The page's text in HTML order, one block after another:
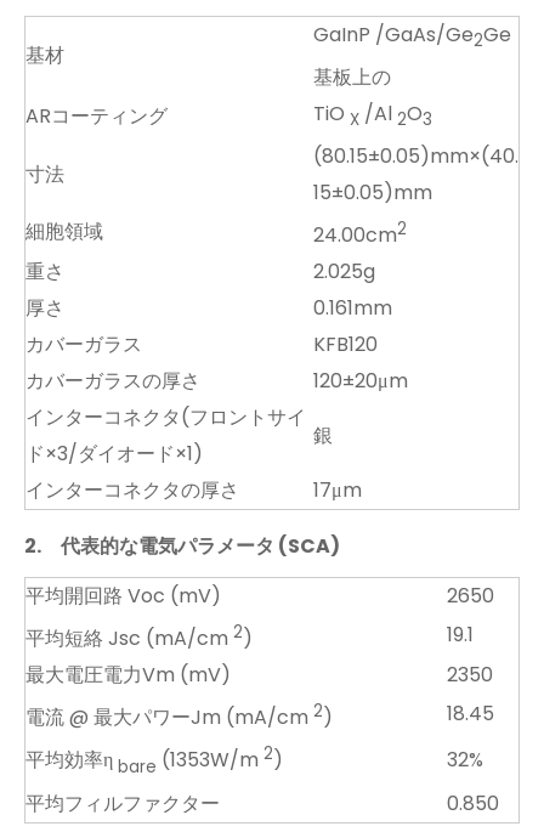
基材
GaInP /GaAs/Ge2Ge
基板上の
ARコーティング
TiO X /Al 2O3
寸法
(80.15±0.05)mm×(40.
15±0.05)mm
細胞領域
24.00cm2
重さ
2.025g
厚さ
0.161mm
カバーガラス
KFB120
カバーガラスの厚さ
120±20μm
インターコネクタ(フロントサイ
ド×3/ダイオード×1)
銀
インターコネクタの厚さ
17μm
2.
代表的な電気パラメータ (SCA)
平均開回路 Voc (mV)
2650
平均短絡 Jsc (mA/cm 2)
19.1
最大電圧電力Vm (mV)
2350
電流 @ 最大パワーJm (mA/cm 2)
18.45
平均効率η bare (1353W/m 2)
32%
平均フィルファクター
0.850